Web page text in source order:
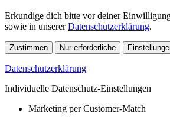
Erkundige dich bitte vor deiner
sowie in unsererDatenschutzerklärung.
Zustimmen Nur erforderliche
Datenschutzerklärung
Individuelle Datenschutz-Einstellungen
Marketing per Customer-Match